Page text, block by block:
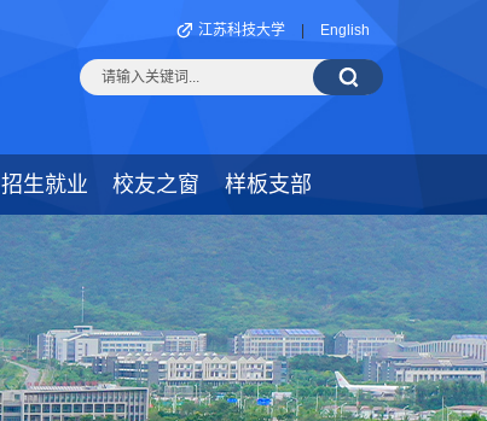
江苏科技大学 English
招生就业 校友之窗 样板支部